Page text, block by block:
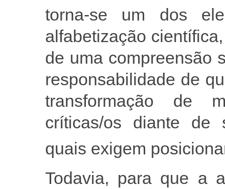
torna-se um dos
alfabetização
de uma compreensão
responsabilidade de
transformação de
críticas/os diante de
quais exigem
Todavia, para que a